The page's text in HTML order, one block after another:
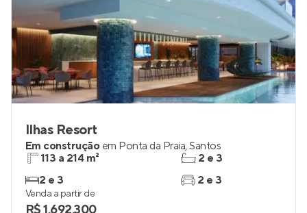
Ilhas Resort
Em construção em Ponta da Praia,Santos
113 a 214 m²
2 e 3
2 e 3
2 e 3
Venda a partir de